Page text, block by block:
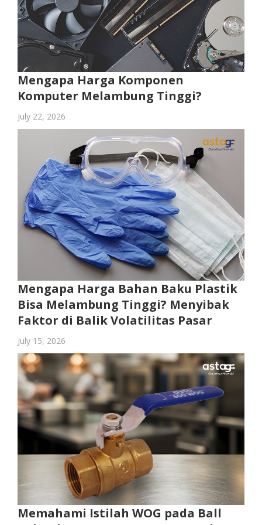
Mengapa Harga Komponen
Komputer Melambung Tinggi?
July 22, 2026
Mengapa Harga Bahan Baku Plastik
Bisa Melambung Tinggi? Menyibak
Faktor di Balik Volatilitas Pasar
July 15, 2026
Memahami Istilah WOG pada Ball